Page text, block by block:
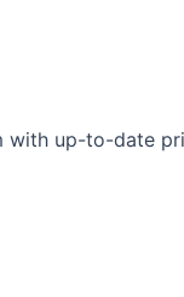
with up-to-date